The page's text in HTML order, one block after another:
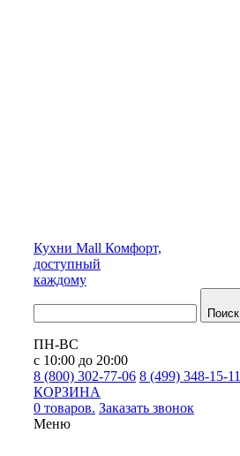
Кухни Mall Комфорт,
доступный
каждому
Поиск
ПН-ВС
с 10:00 до 20:00
8 (800) 302-77-06 8 (499) 348-15-11
КОРЗИНА
0 товаров. Заказать звонок
Меню